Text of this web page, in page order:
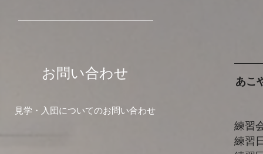
お問い合わせ
見学・入団についてのお問い合わせ
あこ
練習
練習